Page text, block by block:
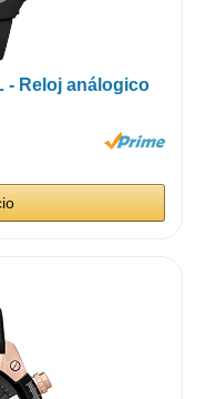
- Reloj análogico